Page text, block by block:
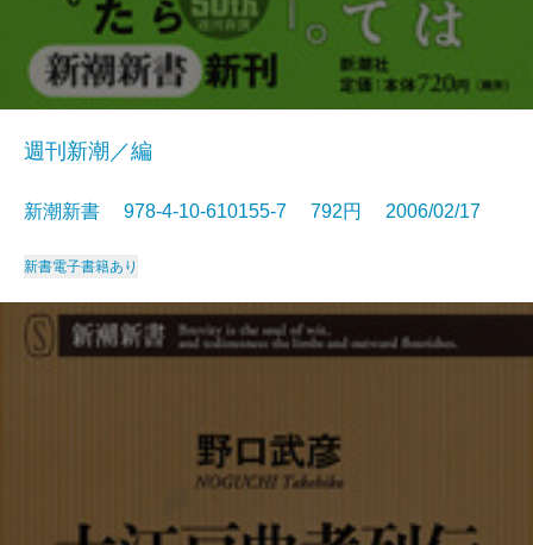
週刊新潮／編
新潮新書 978-4-10-610155-7 792円 2006/02/17
新書電子書籍あり